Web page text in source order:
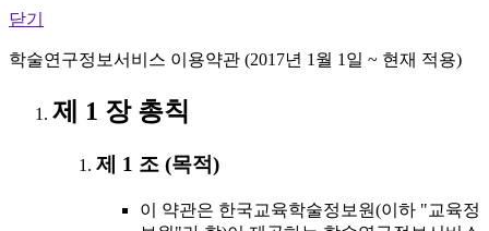
닫기
학술연구정보서비스 이용약관 (2017년 1월 1일 ~ 현재 적용)
제 1 장 총칙
제 1 조 (목적)
이 약관은 한국교육학술정보원(이하 "교육정